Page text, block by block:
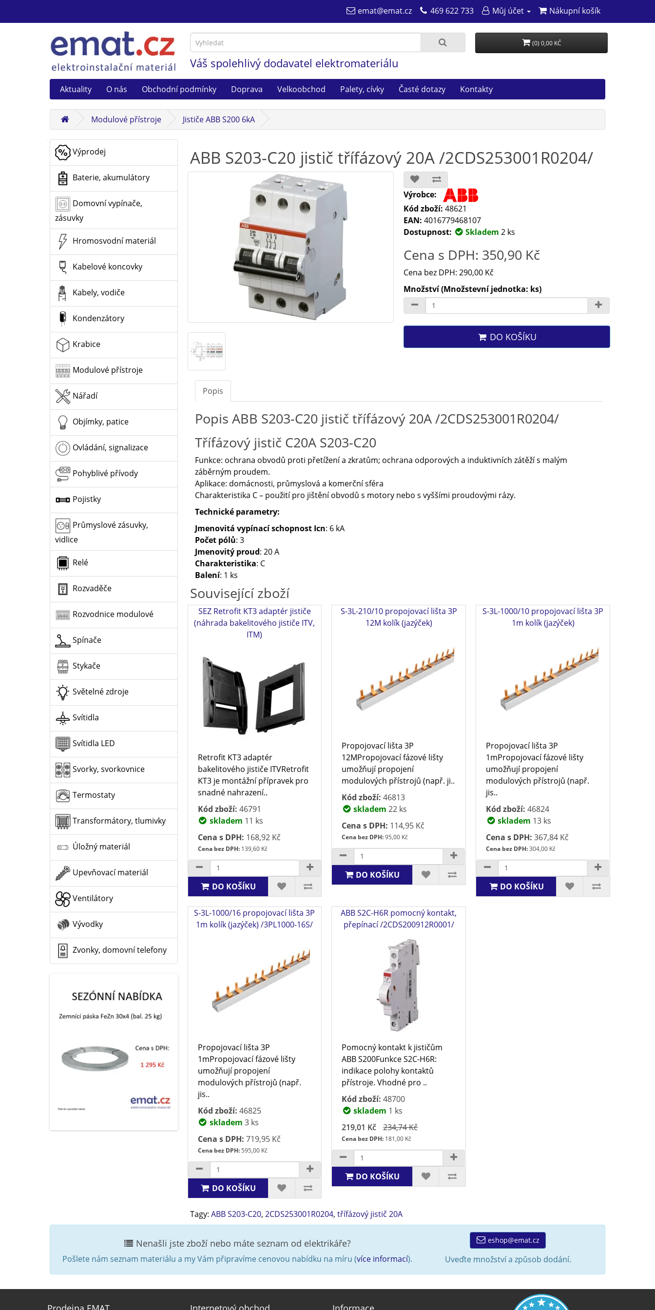
emat@emat.cz 469 622 733 Můj účet Nákupní košík
Váš spolehlivý dodavatel elektromateriálu
(0) 0,00 KČ
Aktuality O nás Obchodní podmínky Doprava Velkoobchod Palety, cívky Časté dotazy Kontakty
Modulové přístroje Jističe ABB S200 6kA
Výprodej
Baterie, akumulátory
Domovní vypínače,
zásuvky
Hromosvodní materiál
Kabelové koncovky
Kabely, vodiče
Kondenzátory
Krabice
Modulové přístroje
Nářadí
Objímky, patice
Ovládání, signalizace
Pohyblivé přívody
Pojistky
Průmyslové zásuvky,
vidlice
Relé
Rozvaděče
Rozvodnice modulové
Spínače
Stykače
Světelné zdroje
Svítidla
Svítidla LED
Svorky, svorkovnice
Termostaty
Transformátory, tlumivky
Úložný materiál
Upevňovací materiál
Ventilátory
Vývodky
Zvonky, domovní telefony
ABB S203-C20 jistič třífázový 20A /2CDS253001R0204/
Výrobce:
Kód zboží: 48621
EAN: 4016779468107
Dostupnost:
Skladem 2 ks
Cena s DPH: 350,90 Kč
Cena bez DPH: 290,00 Kč
Množství (Množstevní jednotka: ks)
DO KOŠÍKU
Popis
Popis ABB S203-C20 jistič třífázový 20A /2CDS253001R0204/
Třífázový jistič C20A S203-C20
Funkce: ochrana obvodů proti přetížení a zkratům; ochrana odporových a induktivních zátěží s malým
záběrným proudem.
Aplikace: domácnosti, průmyslová a komerční sféra
Charakteristika C – použití pro jištění obvodů s motory nebo s vyššími proudovými rázy.
Technické parametry:
Jmenovitá vypínací schopnost Icn: 6 kA
Počet pólů: 3
Jmenovitý proud: 20 A
Charakteristika: C
Balení: 1 ks
Související zboží
SEZ Retrofit KT3 adaptér jističe
(náhrada bakelitového jističe ITV,
ITM)
Retrofit KT3 adaptér
bakelitového jističe ITVRetrofit
KT3 je montážní přípravek pro
snadné nahrazení..
Kód zboží: 46791
skladem 11 ks
Cena s DPH: 168,92 Kč
Cena bez DPH:139,60 Kč
DO KOŠÍKU
S-3L-210/10 propojovací lišta 3P
12M kolík (jazýček)
Propojovací lišta 3P
12MPropojovací fázové lišty
umožňují propojení
modulových přístrojů (např. ji..
Kód zboží: 46813
skladem 22 ks
Cena s DPH: 114,95 Kč
Cena bez DPH:95,00 Kč
DO KOŠÍKU
S-3L-1000/10 propojovací lišta 3P
1m kolík (jazýček)
Propojovací lišta 3P
1mPropojovací fázové lišty
umožňují propojení
modulových přístrojů (např.
jis..
Kód zboží: 46824
skladem 13 ks
Cena s DPH: 367,84 Kč
Cena bez DPH:304,00 Kč
DO KOŠÍKU
S-3L-1000/16 propojovací lišta 3P
1m kolík (jazýček) /3PL1000-16S/
Propojovací lišta 3P
1mPropojovací fázové lišty
umožňují propojení
modulových přístrojů (např.
jis..
Kód zboží: 46825
skladem 3 ks
Cena s DPH: 719,95 Kč
Cena bez DPH:595,00 Kč
DO KOŠÍKU
ABB S2C-H6R pomocný kontakt,
přepínací /2CDS200912R0001/
Pomocný kontakt k jističům
ABB S200Funkce S2C-H6R:
indikace polohy kontaktů
přístroje. Vhodné pro ..
Kód zboží: 48700
skladem 1 ks
219,01 Kč
234,74 Kč
Cena bez DPH: 181,00 Kč
DO KOŠÍKU
Tagy: ABB S203-C20, 2CDS253001R0204, třífázový jistič 20A
Nenašli jste zboží nebo máte seznam od elektrikáře?
Pošlete nám seznam materiálu a my Vám připravíme cenovou nabídku na míru (více informací).
eshop@emat.cz
Uveďte množství a způsob dodání.